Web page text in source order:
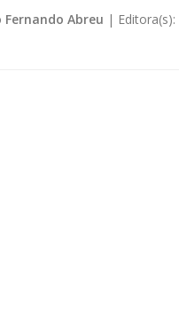
Fernando Abreu | Editora(s):